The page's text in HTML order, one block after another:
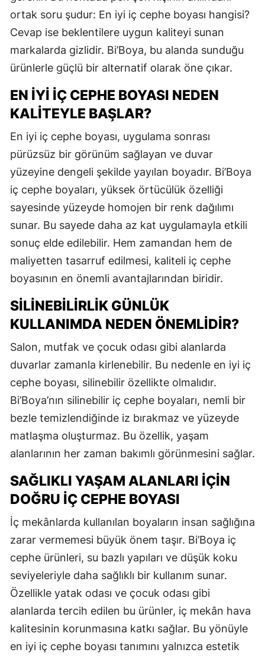
ortak soru şudur: En iyi iç cephe boyası hangisi?
Cevap ise beklentilere uygun kaliteyi sunan
markalarda gizlidir. Bi’Boya, bu alanda sunduğu
ürünlerle güçlü bir alternatif olarak öne çıkar.
EN İYI İÇ CEPHE BOYASI NEDEN
KALITEYLE BAŞLAR?
En iyi iç cephe boyası, uygulama sonrası
pürüzsüz bir görünüm sağlayan ve duvar
yüzeyine dengeli şekilde yayılan boyadır. Bi’Boya
iç cephe boyaları, yüksek örtücülük özelliği
sayesinde yüzeyde homojen bir renk dağılımı
sunar. Bu sayede daha az kat uygulamayla etkili
sonuç elde edilebilir. Hem zamandan hem de
maliyetten tasarruf edilmesi, kaliteli iç cephe
boyasının en önemli avantajlarından biridir.
SILINEBILIRLIK GÜNLÜK
KULLANIMDA NEDEN ÖNEMLIDIR?
Salon, mutfak ve çocuk odası gibi alanlarda
duvarlar zamanla kirlenebilir. Bu nedenle en iyi iç
cephe boyası, silinebilir özellikte olmalıdır.
Bi’Boya’nın silinebilir iç cephe boyaları, nemli bir
bezle temizlendiğinde iz bırakmaz ve yüzeyde
matlaşma oluşturmaz. Bu özellik, yaşam
alanlarının her zaman bakımlı görünmesini sağlar.
SAĞLIKLI YAŞAM ALANLARI İÇIN
DOĞRU İÇ CEPHE BOYASI
İç mekânlarda kullanılan boyaların insan sağlığına
zarar vermemesi büyük önem taşır. Bi’Boya iç
cephe ürünleri, su bazlı yapıları ve düşük koku
seviyeleriyle daha sağlıklı bir kullanım sunar.
Özellikle yatak odası ve çocuk odası gibi
alanlarda tercih edilen bu ürünler, iç mekân hava
kalitesinin korunmasına katkı sağlar. Bu yönüyle
en iyi iç cephe boyası tanımını yalnızca estetik